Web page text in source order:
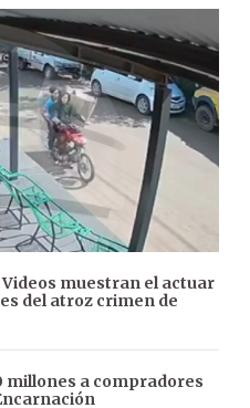
muestran el actuar
del atroz crimen de
millones a compradores